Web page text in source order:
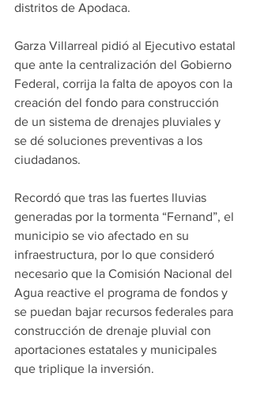
distritos de Apodaca.
Garza Villarreal pidió al Ejecutivo estatal
que ante la centralización del Gobierno
Federal, corrija la falta de apoyos con la
creación del fondo para construcción
de un sistema de drenajes pluviales y
se dé soluciones preventivas a los
ciudadanos.
Recordó que tras las fuertes lluvias
generadas por la tormenta “Fernand”, el
municipio se vio afectado en su
infraestructura, por lo que consideró
necesario que la Comisión Nacional del
Agua reactive el programa de fondos y
se puedan bajar recursos federales para
construcción de drenaje pluvial con
aportaciones estatales y municipales
que triplique la inversión.